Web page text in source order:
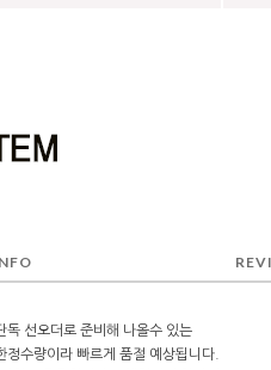
독 선오더로 준비해 나올수 있는
수량이라 빠르게 품절 예상됩니다.